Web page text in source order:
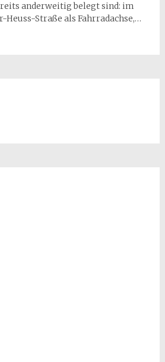
anderweitig belegt sind: im
Heuss-Straße als Fahrradachse,…